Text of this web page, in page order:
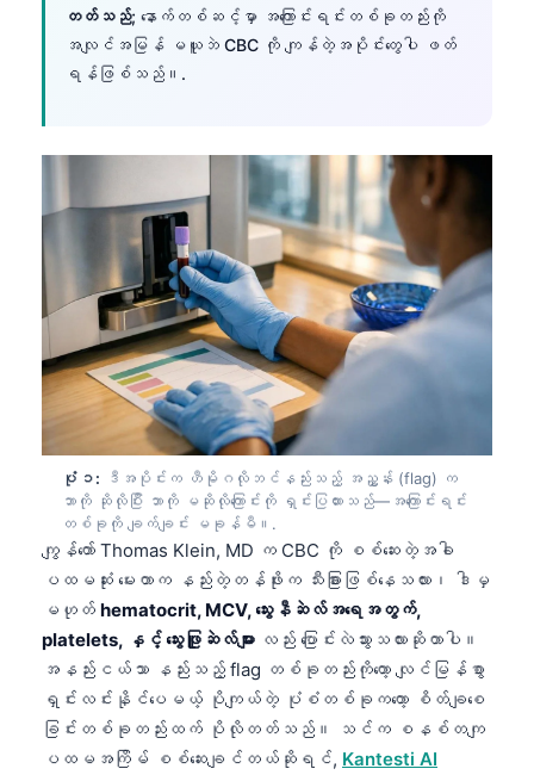
တတ်သည်; နောက်တစ်ဆင့်မှာ အကြောင်းရင်းတစ်ခုတည်းကို
အလျင်အမြန် မယူဘဲ CBC ကို ကျန်တဲ့အပိုင်းတွေပါ ဖတ်
ရန်ဖြစ်သည်။.
ပုံ ၁: ဒီအပိုင်းက ဟီမိုဂလိုဘင်နည်းသည့် အညွှန်း (flag) က
ဘာကို ဆိုလိုပြီး ဘာကို မဆိုလိုကြောင်းကို ရှင်းပြထားသည်—အကြောင်းရင်း
တစ်ခုကို ချက်ချင်း မခုန်မီ။.
ကျွန်တော် Thomas Klein, MD က CBC ကို စစ်ဆေးတဲ့အခါ
ပထမဆုံး မေးတာက နည်းတဲ့တန်ဖိုးက သီးခြားဖြစ်နေသလား၊ ဒါမှ
မဟုတ် hematocrit, MCV, သွေးနီဆဲလ်အရေအတွက်,
platelets, နှင့် သွေးဖြူဆဲလ်များ လည်း ပြောင်းလဲသွားသလားဆိုတာပါ။
အနည်းငယ်သာ နည်းသည့် flag တစ်ခုတည်းကိုတော့ လျင်မြန်စွာ
ရှင်းလင်းနိုင်ပေမယ့် ပိုကျယ်တဲ့ ပုံစံတစ်ခုကတော့ စိတ်ချစေ
ခြင်းတစ်ခုတည်းထက် ပိုလိုတတ်သည်။ သင်က စနစ်တကျ
ပထမအကြိမ် စစ်ဆေးချင်တယ်ဆိုရင်, Kantesti AI